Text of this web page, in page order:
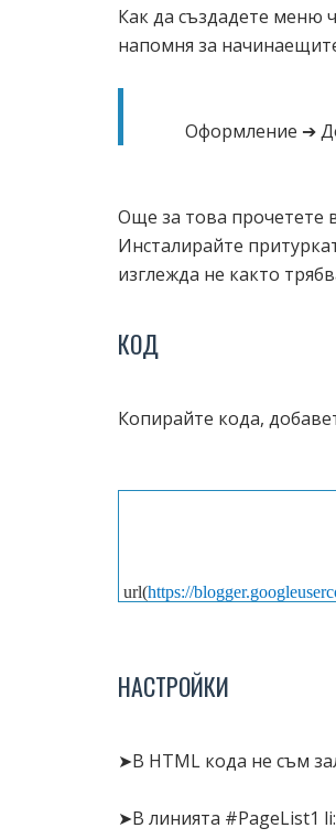
Как да създадете меню
напомня за
Оформление ➔
Още за това прочетете
Инсталирайте
изглежда не както
КОД
Копирайте кода,
url(https://
НАСТРОЙКИ
➤В HTML кода не съм
➤В линията #PageList1